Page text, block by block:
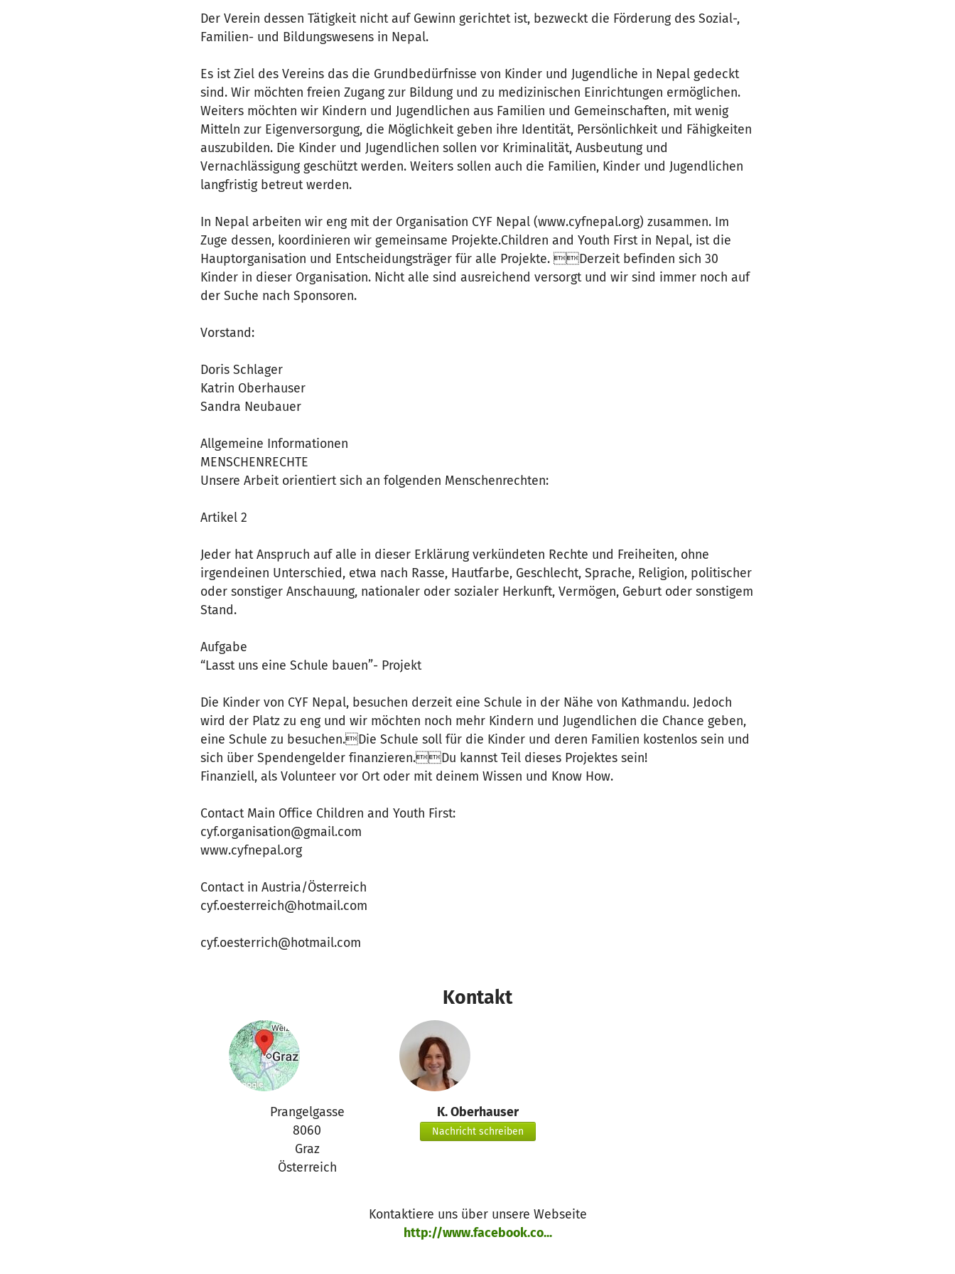
Der Verein dessen Tätigkeit nicht auf Gewinn gerichtet ist, bezweckt die Förderung des Sozial-,
Familien- und Bildungswesens in Nepal.
Es ist Ziel des Vereins das die Grundbedürfnisse von Kinder und Jugendliche in Nepal gedeckt
sind. Wir möchten freien Zugang zur Bildung und zu medizinischen Einrichtungen ermöglichen.
Weiters möchten wir Kindern und Jugendlichen aus Familien und Gemeinschaften, mit wenig
Mitteln zur Eigenversorgung, die Möglichkeit geben ihre Identität, Persönlichkeit und Fähigkeiten
auszubilden. Die Kinder und Jugendlichen sollen vor Kriminalität, Ausbeutung und
Vernachlässigung geschützt werden. Weiters sollen auch die Familien, Kinder und Jugendlichen
langfristig betreut werden.
In Nepal arbeiten wir eng mit der Organisation CYF Nepal (www.cyfnepal.org) zusammen. Im
Zuge dessen, koordinieren wir gemeinsame Projekte.Children and Youth First in Nepal, ist die
Hauptorganisation und Entscheidungsträger für alle Projekte. Derzeit befinden sich 30
Kinder in dieser Organisation. Nicht alle sind ausreichend versorgt und wir sind immer noch auf
der Suche nach Sponsoren.
Vorstand:
Doris Schlager
Katrin Oberhauser
Sandra Neubauer
Allgemeine Informationen
MENSCHENRECHTE
Unsere Arbeit orientiert sich an folgenden Menschenrechten:
Artikel 2
Jeder hat Anspruch auf alle in dieser Erklärung verkündeten Rechte und Freiheiten, ohne
irgendeinen Unterschied, etwa nach Rasse, Hautfarbe, Geschlecht, Sprache, Religion, politischer
oder sonstiger Anschauung, nationaler oder sozialer Herkunft, Vermögen, Geburt oder sonstigem
Stand.
Aufgabe
“Lasst uns eine Schule bauen”- Projekt
Die Kinder von CYF Nepal, besuchen derzeit eine Schule in der Nähe von Kathmandu. Jedoch
wird der Platz zu eng und wir möchten noch mehr Kindern und Jugendlichen die Chance geben,
eine Schule zu besuchen.Die Schule soll für die Kinder und deren Familien kostenlos sein und
sich über Spendengelder finanzieren.Du kannst Teil dieses Projektes sein!
Finanziell, als Volunteer vor Ort oder mit deinem Wissen und Know How.
Contact Main Office Children and Youth First:
cyf.organisation@gmail.com
www.cyfnepal.org
Contact in Austria/Österreich
cyf.oesterreich@hotmail.com
cyf.oesterrich@hotmail.com
Kontakt
Prangelgasse
8060
Graz
Österreich
K. Oberhauser
Nachricht schreiben
Kontaktiere uns über unsere Webseite
http://www.facebook.co...